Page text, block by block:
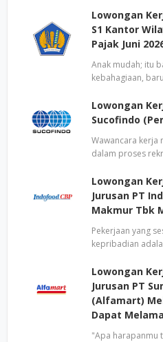
Lowongan
S1 Kantor
Pajak Juni
Anak mudah; itu
kebahagiaan,
Lowongan
Sucofindo
Wawancara
dalam proses
Lowongan
Jurusan PT
Makmur Tbk
Pekerjaan yang
kepribadian
Lowongan
Jurusan PT
(Alfamart)
Dapat
"Apa harapanmu